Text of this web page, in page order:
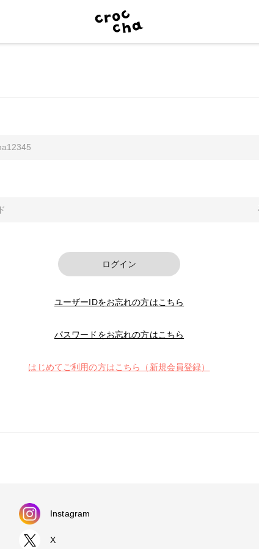
ログイン
ユーザーIDをお忘れの方はこちら
パスワードをお忘れの方はこちら
はじめてご利用の方はこちら（新規会員登録）
Instagram
X